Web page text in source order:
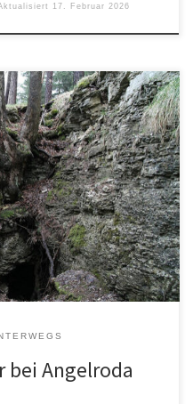
17. Februar 2026
bei Angelroda